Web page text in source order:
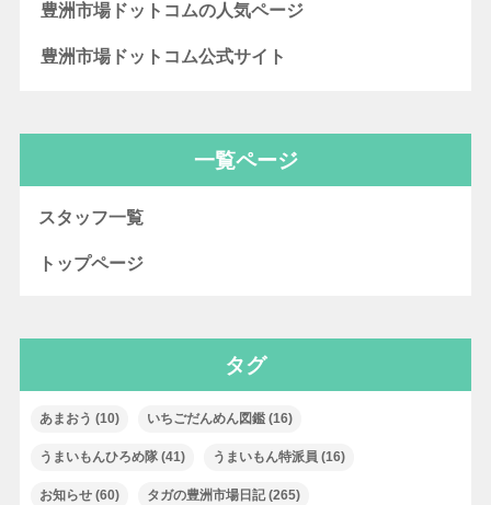
豊洲市場ドットコムの人気ページ
豊洲市場ドットコム公式サイト
一覧ページ
スタッフ一覧
トップページ
タグ
あまおう (10) いちごだんめん図鑑(16)
うまいもんひろめ隊(41) うまいもん特派員 (16)
お知らせ(60) タガの豊洲市場日記(265)